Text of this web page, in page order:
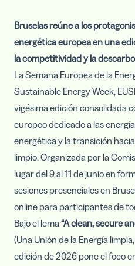
Bruselas reúne a los
energética europea en una
la competitividad y la
La Semana Europea de la
Sustainable Energy Week,
vigésima edición consolidada
europeo dedicado a las
energética y la transición
limpio. Organizada por la
lugar del 9 al 11 de junio en
sesiones presenciales en
online para participantes de
Bajo el lema“A clean, secure
(Una Unión de la Energía
edición de 2026 pone el foco